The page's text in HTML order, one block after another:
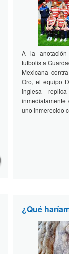
A la
futbolista
Mexicana
Oro, el equipo
inglesa
uno inmerecido
¿Qué